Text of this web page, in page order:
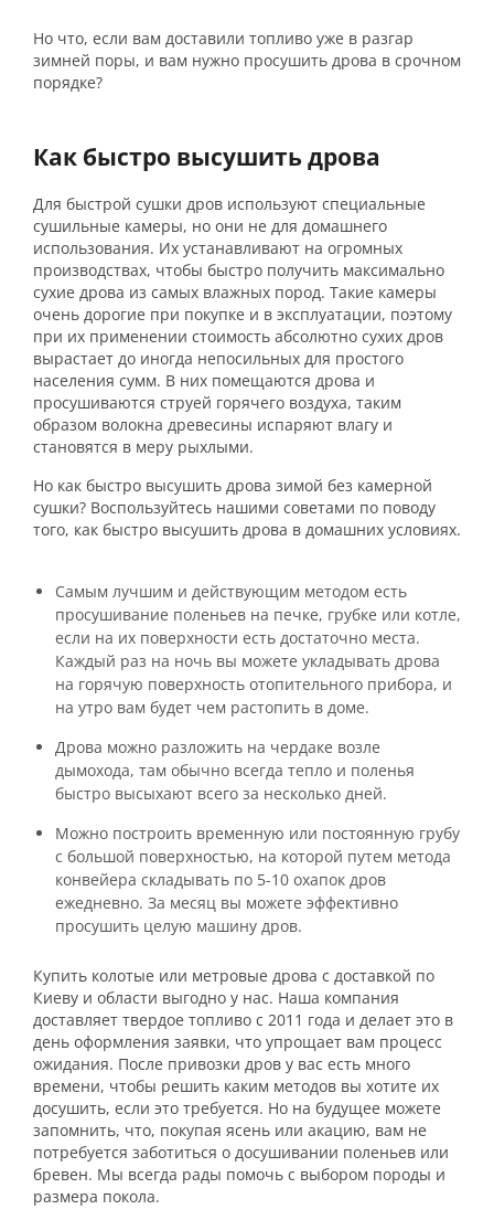
Но что, если вам доставили топливо уже в разгар
зимней поры, и вам нужно просушить дрова в срочном
порядке?
Как быстро высушить дрова
Для быстрой сушки дров используют специальные
сушильные камеры, но они не для домашнего
использования. Их устанавливают на огромных
производствах, чтобы быстро получить максимально
сухие дрова из самых влажных пород. Такие камеры
очень дорогие при покупке и в эксплуатации, поэтому
при их применении стоимость абсолютно сухих дров
вырастает до иногда непосильных для простого
населения сумм. В них помещаются дрова и
просушиваются струей горячего воздуха, таким
образом волокна древесины испаряют влагу и
становятся в меру рыхлыми.
Но как быстро высушить дрова зимой без камерной
сушки? Воспользуйтесь нашими советами по поводу
того, как быстро высушить дрова в домашних условиях.
Самым лучшим и действующим методом есть
просушивание поленьев на печке, грубке или котле,
если на их поверхности есть достаточно места.
Каждый раз на ночь вы можете укладывать дрова
на горячую поверхность отопительного прибора, и
на утро вам будет чем растопить в доме.
Дрова можно разложить на чердаке возле
дымохода, там обычно всегда тепло и поленья
быстро высыхают всего за несколько дней.
Можно построить временную или постоянную грубу
с большой поверхностью, на которой путем метода
конвейера складывать по 5-10 охапок дров
ежедневно. За месяц вы можете эффективно
просушить целую машину дров.
Купить колотые или метровые дрова с доставкой по
Киеву и области выгодно у нас. Наша компания
доставляет твердое топливо с 2011 года и делает это в
день оформления заявки, что упрощает вам процесс
ожидания. После привозки дров у вас есть много
времени, чтобы решить каким методов вы хотите их
досушить, если это требуется. Но на будущее можете
запомнить, что, покупая ясень или акацию, вам не
потребуется заботиться о досушивании поленьев или
бревен. Мы всегда рады помочь с выбором породы и
размера покола.